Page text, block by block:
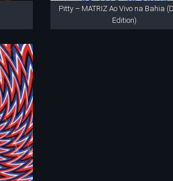
Pitty – MATRIZ Ao Vivo na Bahia
Edition)